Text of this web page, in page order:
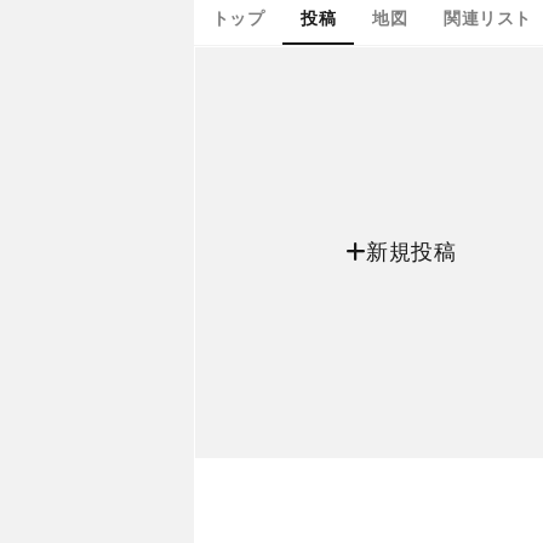
トップ 投稿 地図 関連リスト
新規投稿